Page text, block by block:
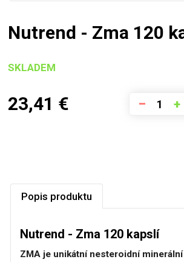
Nutrend - Zma 120
SKLADEM
23,41 € – +
Popis produktu
Nutrend - Zma 120 kapslí
ZMA je unikátní nesteroidní